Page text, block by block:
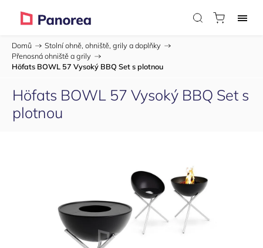
Domů / Stolní ohně, ohniště, grily a doplňky /
Přenosná ohniště a grily /
Höfats BOWL 57 Vysoký BBQ Set s plotnou
Höfats BOWL 57 Vysoký BBQ Set s
plotnou